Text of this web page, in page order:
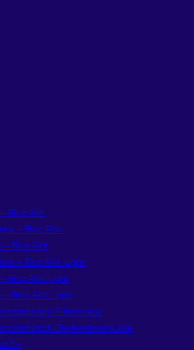
Rico Alfa
– Rico Alfa
– Rico Alfa
– Rico Alfa Light
Rico Alfa Light
– Rico Alfa Light
FIIsem alta
Dividendosem alta
5+